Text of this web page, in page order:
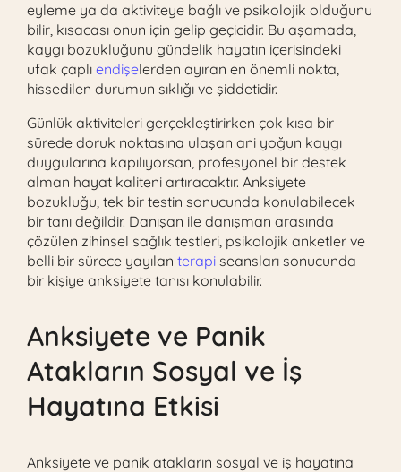
eyleme ya da aktiviteye bağlı ve psikolojik olduğunu
bilir, kısacası onun için gelip geçicidir. Bu aşamada,
kaygı bozukluğunu gündelik hayatın içerisindeki
ufak çaplı endişelerden ayıran en önemli nokta,
hissedilen durumun sıklığı ve şiddetidir.
Günlük aktiviteleri gerçekleştirirken çok kısa bir
sürede doruk noktasına ulaşan ani yoğun kaygı
duygularına kapılıyorsan, profesyonel bir destek
alman hayat kaliteni artıracaktır. Anksiyete
bozukluğu, tek bir testin sonucunda konulabilecek
bir tanı değildir. Danışan ile danışman arasında
çözülen zihinsel sağlık testleri, psikolojik anketler ve
belli bir sürece yayılan terapi seansları sonucunda
bir kişiye anksiyete tanısı konulabilir.
Anksiyete ve Panik
Atakların Sosyal ve İş
Hayatına Etkisi
Anksiyete ve panik atakların sosyal ve iş hayatına